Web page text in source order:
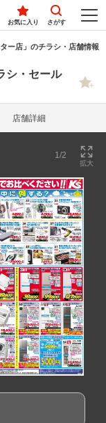
お気に入り さがす
ー店」のチラシ・店舗情報
シ・セール
店舗詳細
1/2
拡大